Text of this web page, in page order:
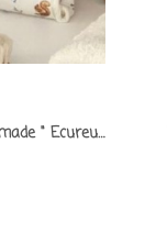
Tapis à langer pliable nomade " Ecureuils et...